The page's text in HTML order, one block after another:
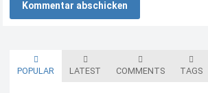
POPULAR LATEST COMMENTS TAGS